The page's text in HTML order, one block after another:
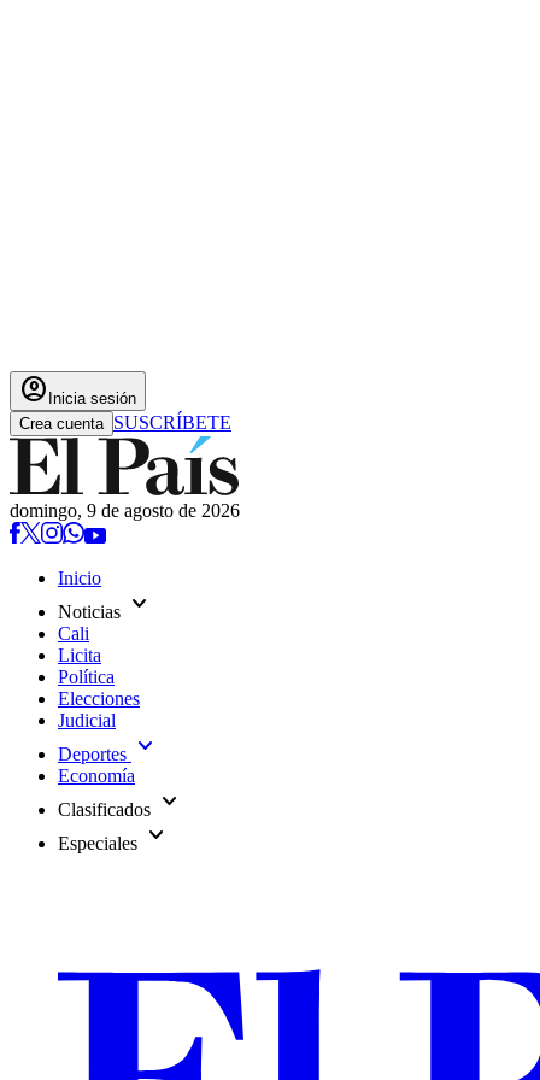
account_circle Inicia sesión
Crea cuenta SUSCRÍBETE
domingo, 9 de agosto de 2026
Inicio
Noticias expand_more
Cali
Licita
Política
Elecciones
Judicial
Deportes expand_more
Economía
Clasificados expand_more
Especiales expand_more